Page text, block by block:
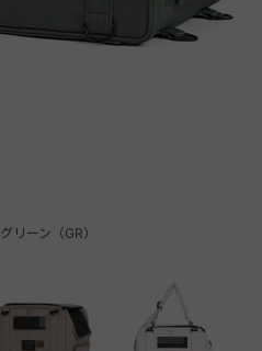
グリーン（GR）